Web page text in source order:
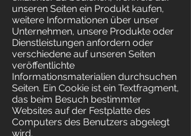
unseren Seiten ein Produkt kaufen,
weitere Informationen über unser
Unternehmen, unsere Produkte oder
Dienstleistungen anfordern oder
verschiedene auf unseren Seiten
veröffentlichte
Informationsmaterialien durchsuchen
Seiten. Ein Cookie ist ein Textfragment,
das beim Besuch bestimmter
Websites auf der Festplatte des
Computers des Benutzers abgelegt
wird.